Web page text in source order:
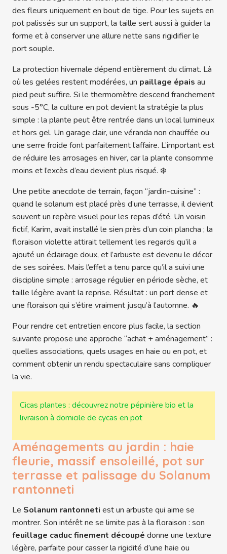
des fleurs uniquement en bout de tige. Pour les sujets en
pot palissés sur un support, la taille sert aussi à guider la
forme et à conserver une allure nette sans rigidifier le
port souple.
La protection hivernale dépend entièrement du climat. Là
où les gelées restent modérées, un paillage épais au
pied peut suffire. Si le thermomètre descend franchement
sous -5°C, la culture en pot devient la stratégie la plus
simple : la plante peut être rentrée dans un local lumineux
et hors gel. Un garage clair, une véranda non chauffée ou
une serre froide font parfaitement l’affaire. L’important est
de réduire les arrosages en hiver, car la plante consomme
moins et l’excès d’eau devient plus risqué. ❄️
Une petite anecdote de terrain, façon “jardin-cuisine” :
quand le solanum est placé près d’une terrasse, il devient
souvent un repère visuel pour les repas d’été. Un voisin
fictif, Karim, avait installé le sien près d’un coin plancha ; la
floraison violette attirait tellement les regards qu’il a
ajouté un éclairage doux, et l’arbuste est devenu le décor
de ses soirées. Mais l’effet a tenu parce qu’il a suivi une
discipline simple : arrosage régulier en période sèche, et
taille légère avant la reprise. Résultat : un port dense et
une floraison qui s’étire vraiment jusqu’à l’automne. 🔥
Pour rendre cet entretien encore plus facile, la section
suivante propose une approche “achat + aménagement” :
quelles associations, quels usages en haie ou en pot, et
comment obtenir un rendu spectaculaire sans compliquer
la vie.
Cicas plantes : découvrez notre pépinière bio et la
livraison à domicile de cycas en pot
Aménagements au jardin : haie
fleurie, massif ensoleillé, pot sur
terrasse et palissage du Solanum
rantonneti
Le Solanum rantonneti est un arbuste qui aime se
montrer. Son intérêt ne se limite pas à la floraison : son
feuillage caduc finement découpé donne une texture
légère, parfaite pour casser la rigidité d’une haie ou